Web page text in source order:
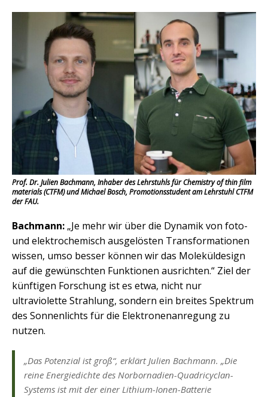
Prof. Dr. Julien Bachmann, Inhaber des Lehrstuhls für Chemistry of thin film
materials (CTFM) und Michael Bosch, Promotionsstudent am Lehrstuhl CTFM
der FAU.
Bachmann: „Je mehr wir über die Dynamik von foto-
und elektrochemisch ausgelösten Transformationen
wissen, umso besser können wir das Moleküldesign
auf die gewünschten Funktionen ausrichten.“ Ziel der
künftigen Forschung ist es etwa, nicht nur
ultraviolette Strahlung, sondern ein breites Spektrum
des Sonnenlichts für die Elektronenanregung zu
nutzen.
„Das Potenzial ist groß“, erklärt Julien Bachmann. „Die
reine Energiedichte des Norbornadien-Quadricyclan-
Systems ist mit der einer Lithium-Ionen-Batterie